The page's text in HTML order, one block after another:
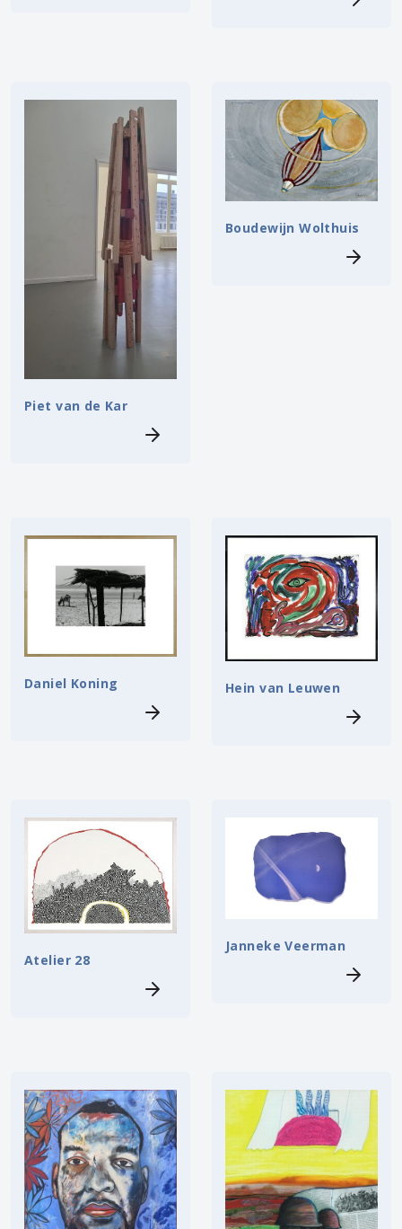
Piet van de Kar
Boudewijn Wolthuis
Daniel Koning Hein van Leuwen
Atelier 28
Janneke Veerman